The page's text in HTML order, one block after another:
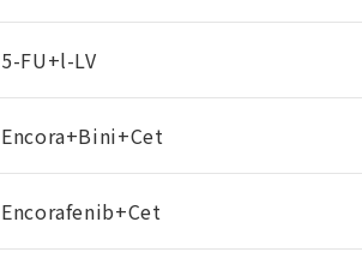
5-FU+l-LV
Encora+Bini+Cet
Encorafenib+Cet